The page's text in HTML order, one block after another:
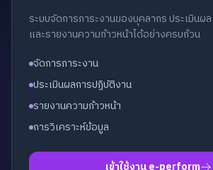
ระบบจัดการภาระงานของบุคลากร ประเมินผ
และรายงานความก้าวหน้าได้อย่างครบถ้วน
จัดการภาระงาน
ประเมินผลการปฏิบัติงาน
รายงานความก้าวหน้า
การวิเคราะห์ข้อมูล